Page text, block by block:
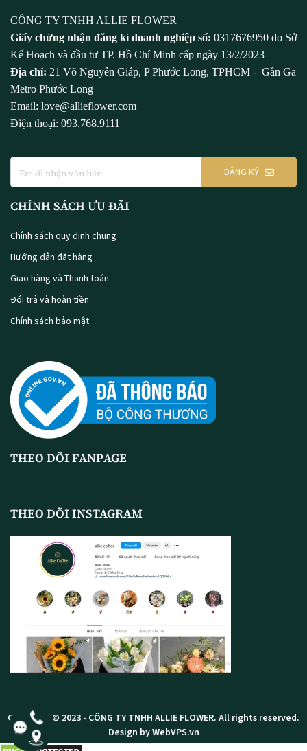
CÔNG TY TNHH ALLIE FLOWER
Giấy chứng nhận đăng kí doanh nghiệp số: 0317676950 do Sở
Kế Hoạch và đầu tư TP. Hồ Chí Minh cấp ngày 13/2/2023
Địa chỉ: 21 Võ Nguyên Giáp, P Phước Long, TPHCM - Gần Ga
Metro Phước Long
Email: love@allieflower.com
Điện thoại: 093.768.9111
ĐĂNG KÝ
CHÍNH SÁCH ƯU ĐÃI
Chính sách quy định chung
Hướng dẫn đặt hàng
Giao hàng và Thanh toán
Đổi trả và hoàn tiền
Chính sách bảo mật
THEO DÕI FANPAGE
THEO DÕI INSTAGRAM
Copyright © 2023 - CÔNG TY TNHH ALLIE FLOWER. All rights reserved.
Design by WebVPS.vn